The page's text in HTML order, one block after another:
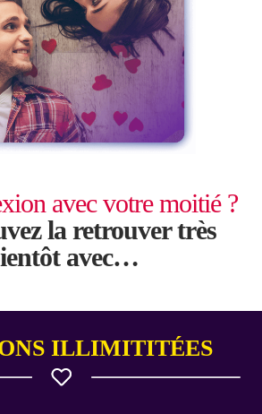
avec votre moitié ?
la retrouver très
avec…
ILLIMITITÉES